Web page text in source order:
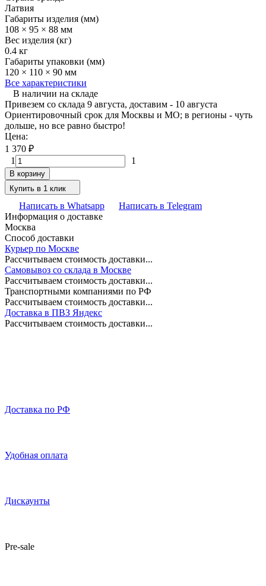
Латвия
Габариты изделия (мм)
108 × 95 × 88 мм
Вес изделия (кг)
0.4 кг
Габариты упаковки (мм)
120 × 110 × 90 мм
Все характеристики
В наличии на складе
Привезем со склада 9 августа, доставим - 10 августа
Ориентировочный срок для Москвы и МО; в регионы - чуть
дольше, но все равно быстро!
Цена:
1 370 ₽
1
1
В корзину
Купить в 1 клик
Написать в Whatsapp
Написать в Telegram
Информация о доставке
Москва
Способ доставки
Курьер по Москве
Рассчитываем стоимость доставки...
Самовывоз со склада в Москве
Рассчитываем стоимость доставки...
Транспортными компаниями по РФ
Рассчитываем стоимость доставки...
Доставка в ПВЗ Яндекс
Рассчитываем стоимость доставки...
Доставка по РФ
Удобная оплата
Дискаунты
Pre-sale